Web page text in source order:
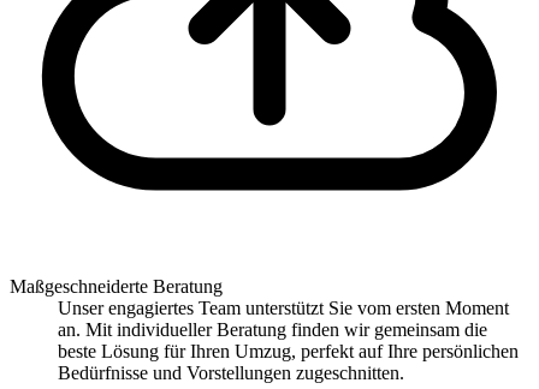
Maßgeschneiderte Beratung
Unser engagiertes Team unterstützt Sie vom ersten Moment
an. Mit individueller Beratung finden wir gemeinsam die
beste Lösung für Ihren Umzug, perfekt auf Ihre persönlichen
Bedürfnisse und Vorstellungen zugeschnitten.